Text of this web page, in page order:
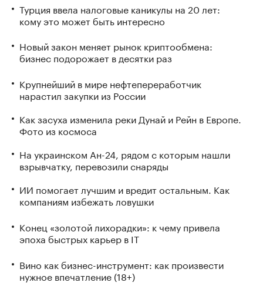
Турция ввела налоговые каникулы на 20 лет:
кому это может быть интересно
Новый закон меняет рынок криптообмена:
бизнес подорожает в десятки раз
Крупнейший в мире нефтепереработчик
нарастил закупки из России
Как засуха изменила реки Дунай и Рейн в Европе.
Фото из космоса
На украинском Ан-24, рядом с которым нашли
взрывчатку, перевозили снаряды
ИИ помогает лучшим и вредит остальным. Как
компаниям избежать ловушки
Конец «золотой лихорадки»: к чему привела
эпоха быстрых карьер в IT
Вино как бизнес-инструмент: как произвести
нужное впечатление (18+)